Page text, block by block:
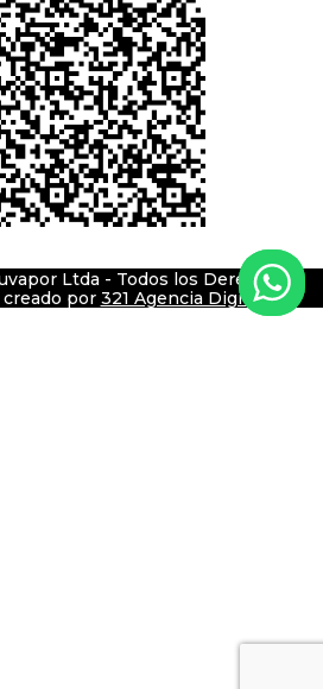
Ltda - Todos los Derechos
creado por 321 Agencia Digital